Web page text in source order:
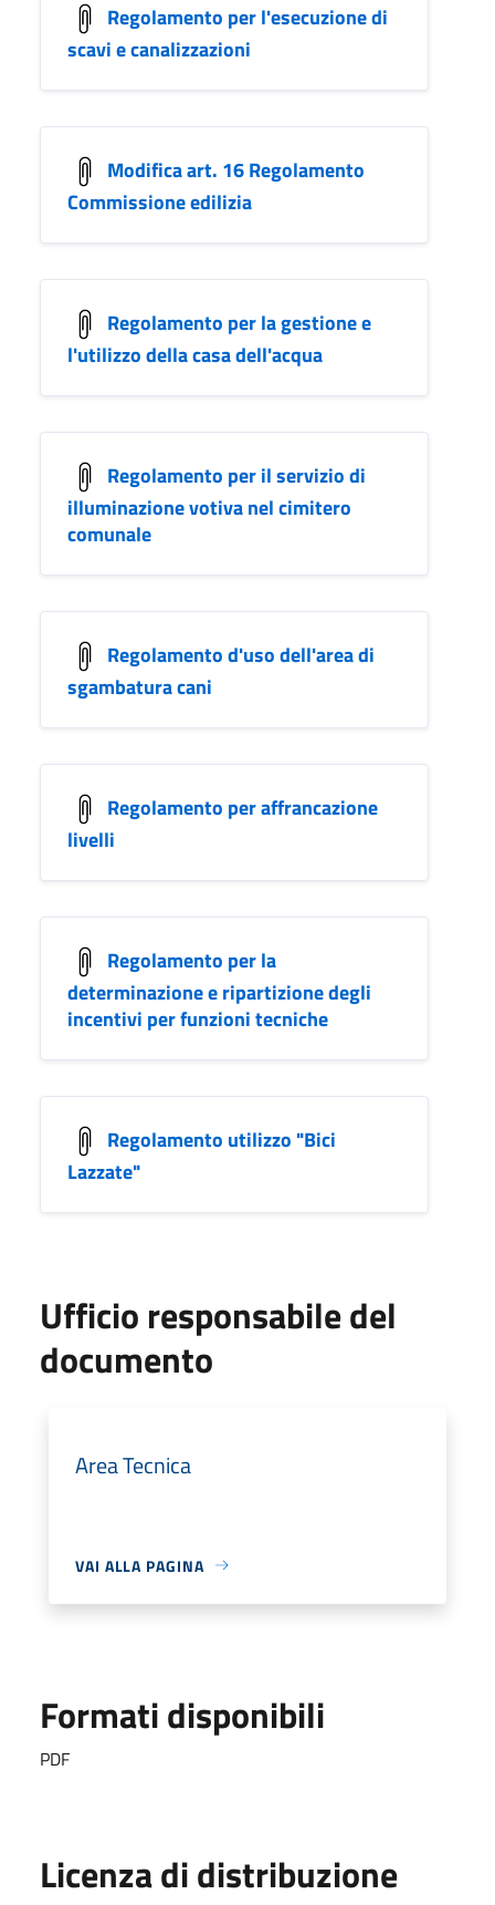
Regolamento per l'esecuzione di
scavi e canalizzazioni
Modifica art. 16 Regolamento
Commissione edilizia
Regolamento per la gestione e
l'utilizzo della casa dell'acqua
Regolamento per il servizio di
illuminazione votiva nel cimitero
comunale
Regolamento d'uso dell'area di
sgambatura cani
Regolamento per affrancazione
livelli
Regolamento per la
determinazione e ripartizione degli
incentivi per funzioni tecniche
Regolamento utilizzo "Bici
Lazzate"
Ufficio responsabile del
documento
Area Tecnica
VAI ALLA PAGINA
Formati disponibili
PDF
Licenza di distribuzione